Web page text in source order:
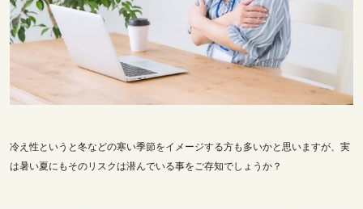
冷え性というと冬などの寒い季節をイメージする方も多いかと思いますが、実
は暑い夏にもそのリスクは潜んでいる事をご存知でしょうか？